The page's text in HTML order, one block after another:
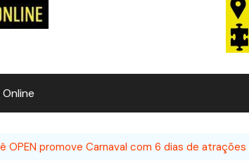
OPEN promove Carnaval com 6 dias de